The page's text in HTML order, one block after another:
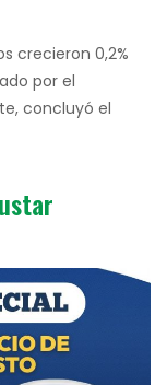
crecieron 0,2%
por el
concluyó el